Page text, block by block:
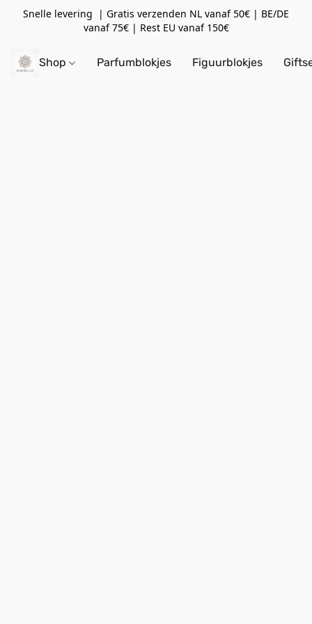
Snelle levering | Gratis verzenden NL vanaf 50€ | BE/DE
vanaf 75€ | Rest EU vanaf 150€
Shop Parfumblokjes Figuurblokjes